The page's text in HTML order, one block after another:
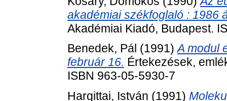
akadémiai székfoglaló : 1986
Akadémiai Kiadó, Budapest.
Benedek, Pál (1991)A modul
február 16. Értekezések,
ISBN 963-05-5930-7
Hargittai, István (1991)